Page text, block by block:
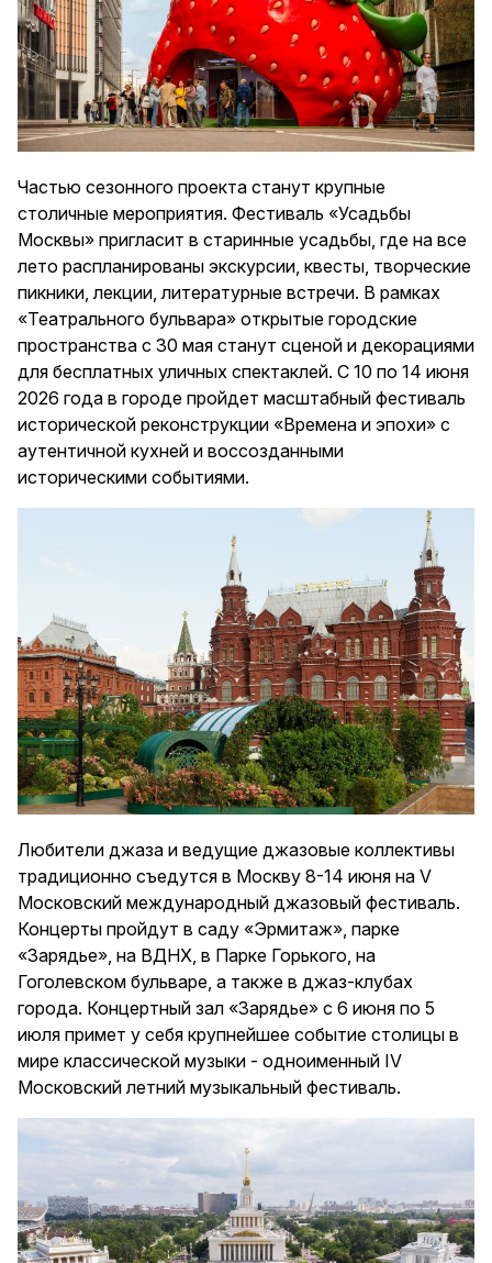
Частью сезонного проекта станут крупные
столичные мероприятия. Фестиваль «Усадьбы
Москвы» пригласит в старинные усадьбы, где на все
лето распланированы экскурсии, квесты, творческие
пикники, лекции, литературные встречи. В рамках
«Театрального бульвара» открытые городские
пространства с 30 мая станут сценой и декорациями
для бесплатных уличных спектаклей. С 10 по 14 июня
2026 года в городе пройдет масштабный фестиваль
исторической реконструкции «Времена и эпохи» с
аутентичной кухней и воссозданными
историческими событиями.
Любители джаза и ведущие джазовые коллективы
традиционно съедутся в Москву 8-14 июня на V
Московский международный джазовый фестиваль.
Концерты пройдут в саду «Эрмитаж», парке
«Зарядье», на ВДНХ, в Парке Горького, на
Гоголевском бульваре, а также в джаз-клубах
города. Концертный зал «Зарядье» с 6 июня по 5
июля примет у себя крупнейшее событие столицы в
мире классической музыки - одноименный IV
Московский летний музыкальный фестиваль.